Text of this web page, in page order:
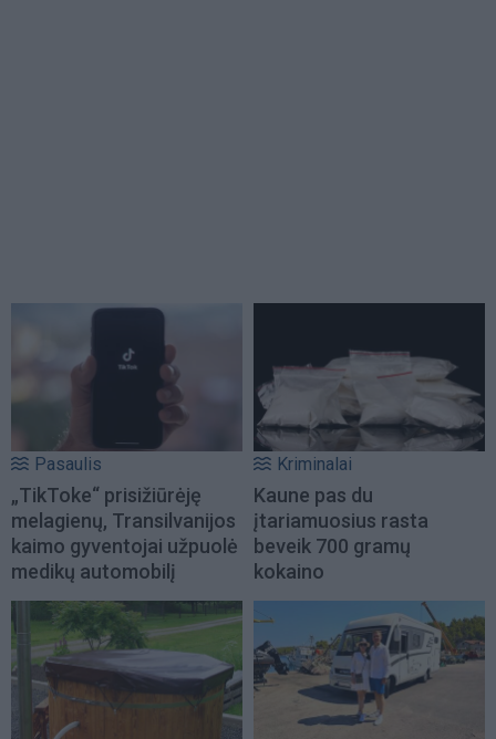
Pasaulis
„TikToke“ prisižiūrėję
melagienų, Transilvanijos
kaimo gyventojai užpuolė
medikų automobilį
Kriminalai
Kaune pas du
įtariamuosius rasta
beveik 700 gramų
kokaino